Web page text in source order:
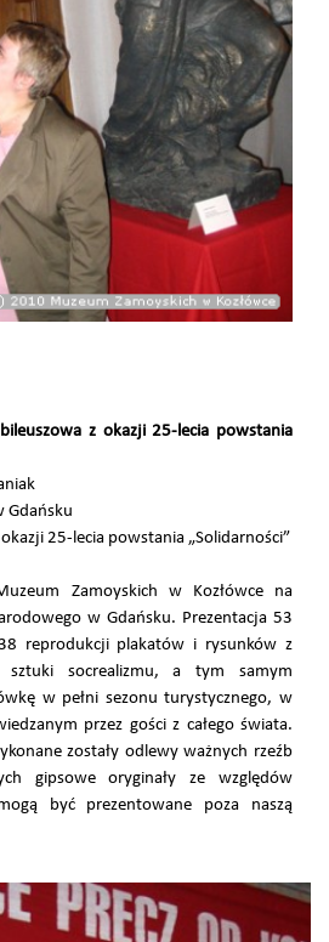
z okazji 25-lecia powstania
Gdańsku
25-lecia powstania „Solidarności”
Zamoyskich w Kozłówce na
w Gdańsku. Prezentacja 53
reprodukcji plakatów i rysunków z
sztuki socrealizmu, a tym samym
w pełni sezonu turystycznego, w
przez gości z całego świata.
zostały odlewy ważnych rzeźb
gipsowe oryginały ze względów
być prezentowane poza naszą